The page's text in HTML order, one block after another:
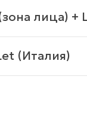
лица) +
(Италия)